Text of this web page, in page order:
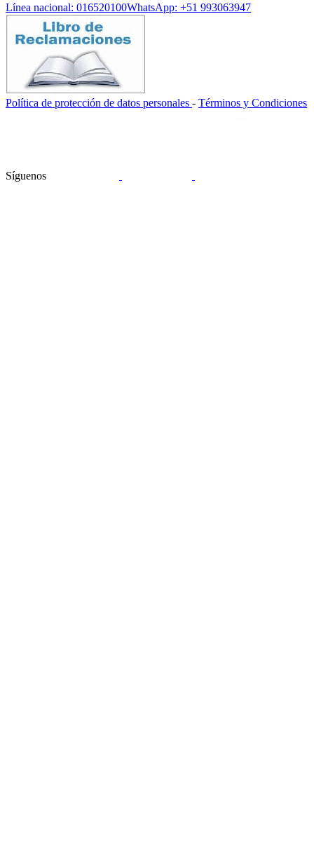
Línea nacional: 016520100WhatsApp: +51 993063947
Política de protección de datos personales - Términos y Condiciones
Síguenos